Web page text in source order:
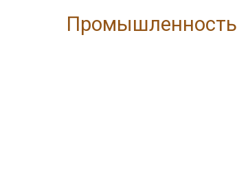
Промышленность